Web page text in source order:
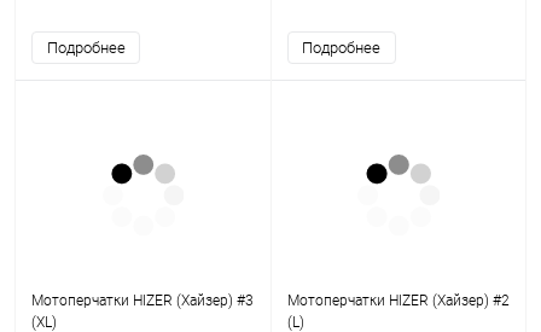
Подробнее Подробнее
Мотоперчатки HIZER (Хайзер) #3
(XL)
Мотоперчатки HIZER (Хайзер) #2
(L)